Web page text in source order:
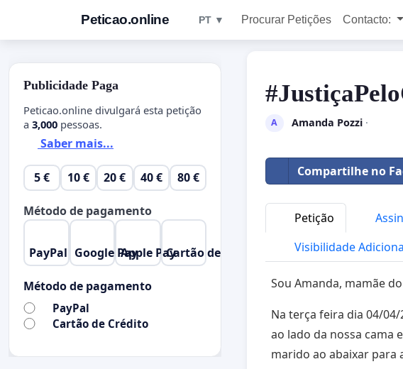
Peticao.online PT ▼ Procurar Petições Contacto:
A Amanda Pozzi·
Compartilhe no
Petição
Visibilidade
Sou Amanda, mamãe
Na terça feira dia 04/
ao lado da nossa cama
marido ao abaixar para
Publicidade Paga
Peticao.online divulgará esta petição
a 3,000 pessoas.
Saber mais...
5 € 10 € 20 € 40 € 80 €
Método de pagamento
PayPal Google PayApple PayCartão de Crédito
Método de pagamento
PayPal
Cartão de Crédito